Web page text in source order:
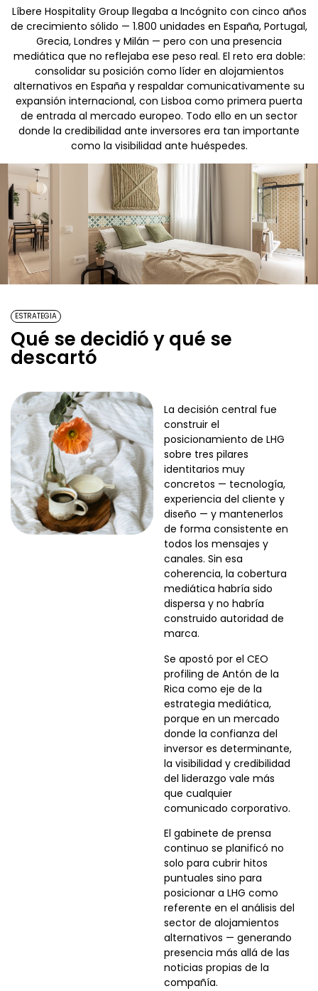
Líbere Hospitality Group llegaba a Incógnito con cinco años
de crecimiento sólido — 1.800 unidades en España, Portugal,
Grecia, Londres y Milán — pero con una presencia
mediática que no reflejaba ese peso real. El reto era doble:
consolidar su posición como líder en alojamientos
alternativos en España y respaldar comunicativamente su
expansión internacional, con Lisboa como primera puerta
de entrada al mercado europeo. Todo ello en un sector
donde la credibilidad ante inversores era tan importante
como la visibilidad ante huéspedes.
ESTRATEGIA
Qué se decidió y qué se
descartó
La decisión central fue
construir el
posicionamiento de LHG
sobre tres pilares
identitarios muy
concretos — tecnología,
experiencia del cliente y
diseño — y mantenerlos
de forma consistente en
todos los mensajes y
canales. Sin esa
coherencia, la cobertura
mediática habría sido
dispersa y no habría
construido autoridad de
marca.
Se apostó por el CEO
profiling de Antón de la
Rica como eje de la
estrategia mediática,
porque en un mercado
donde la confianza del
inversor es determinante,
la visibilidad y credibilidad
del liderazgo vale más
que cualquier
comunicado corporativo.
El gabinete de prensa
continuo se planificó no
solo para cubrir hitos
puntuales sino para
posicionar a LHG como
referente en el análisis del
sector de alojamientos
alternativos — generando
presencia más allá de las
noticias propias de la
compañía.